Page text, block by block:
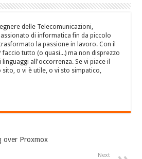
delle Telecomunicazioni,
di informatica fin da piccolo
la passione in lavoro. Con il
faccio tutto (o quasi...) ma non disprezzo
linguaggi all'occorrenza. Se vi piace il
sito, o vi è utile, o vi sto simpatico,
over Proxmox
Next